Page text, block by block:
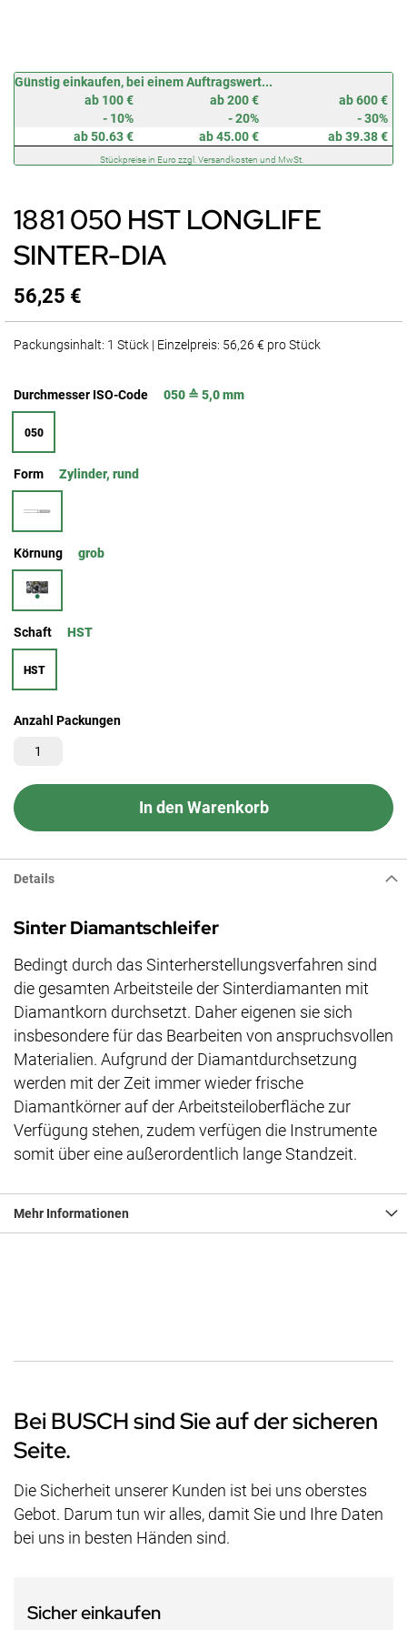
Günstig einkaufen, bei einem Auftragswert...
ab 100 €
ab 200 €
ab 600 €
- 10%
- 20%
- 30%
ab 50.63 €
ab 45.00 € ab 39.38 €
Stückpreise in Euro zzgl. Versandkosten und MwSt.
1881 050 HST LONGLIFE
SINTER-DIA
56,25 €
Packungsinhalt: 1 Stück | Einzelpreis: 56,26 € pro Stück
Durchmesser ISO-Code 050 ≙ 5,0 mm
050
Form Zylinder, rund
Körnung grob
Schaft HST
HST
Anzahl Packungen
In den Warenkorb
Zum
Anfang
springen
Details
Sinter Diamantschleifer
Bedingt durch das Sinterherstellungsverfahren sind
die gesamten Arbeitsteile der Sinterdiamanten mit
Diamantkorn durchsetzt. Daher eigenen sie sich
insbesondere für das Bearbeiten von anspruchsvollen
Materialien. Aufgrund der Diamantdurchsetzung
werden mit der Zeit immer wieder frische
Diamantkörner auf der Arbeitsteiloberfläche zur
Verfügung stehen, zudem verfügen die Instrumente
somit über eine außerordentlich lange Standzeit.
Mehr Informationen
Bei BUSCH sind Sie auf der sicheren
Seite.
Die Sicherheit unserer Kunden ist bei uns oberstes
Gebot. Darum tun wir alles, damit Sie und Ihre Daten
bei uns in besten Händen sind.
Sicher einkaufen